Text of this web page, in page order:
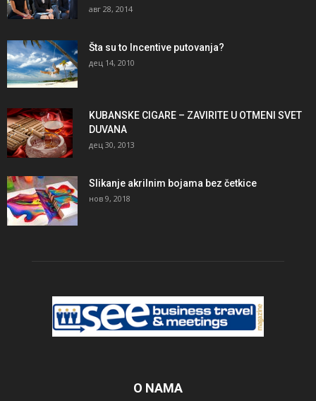
авг 28, 2014
Šta su to Incentive putovanja?
дец 14, 2010
KUBANSKE CIGARE – ZAVIRITE U OTMENI SVET
DUVANA
дец 30, 2013
Slikanje akrilnim bojama bez četkice
нов 9, 2018
O NAMA